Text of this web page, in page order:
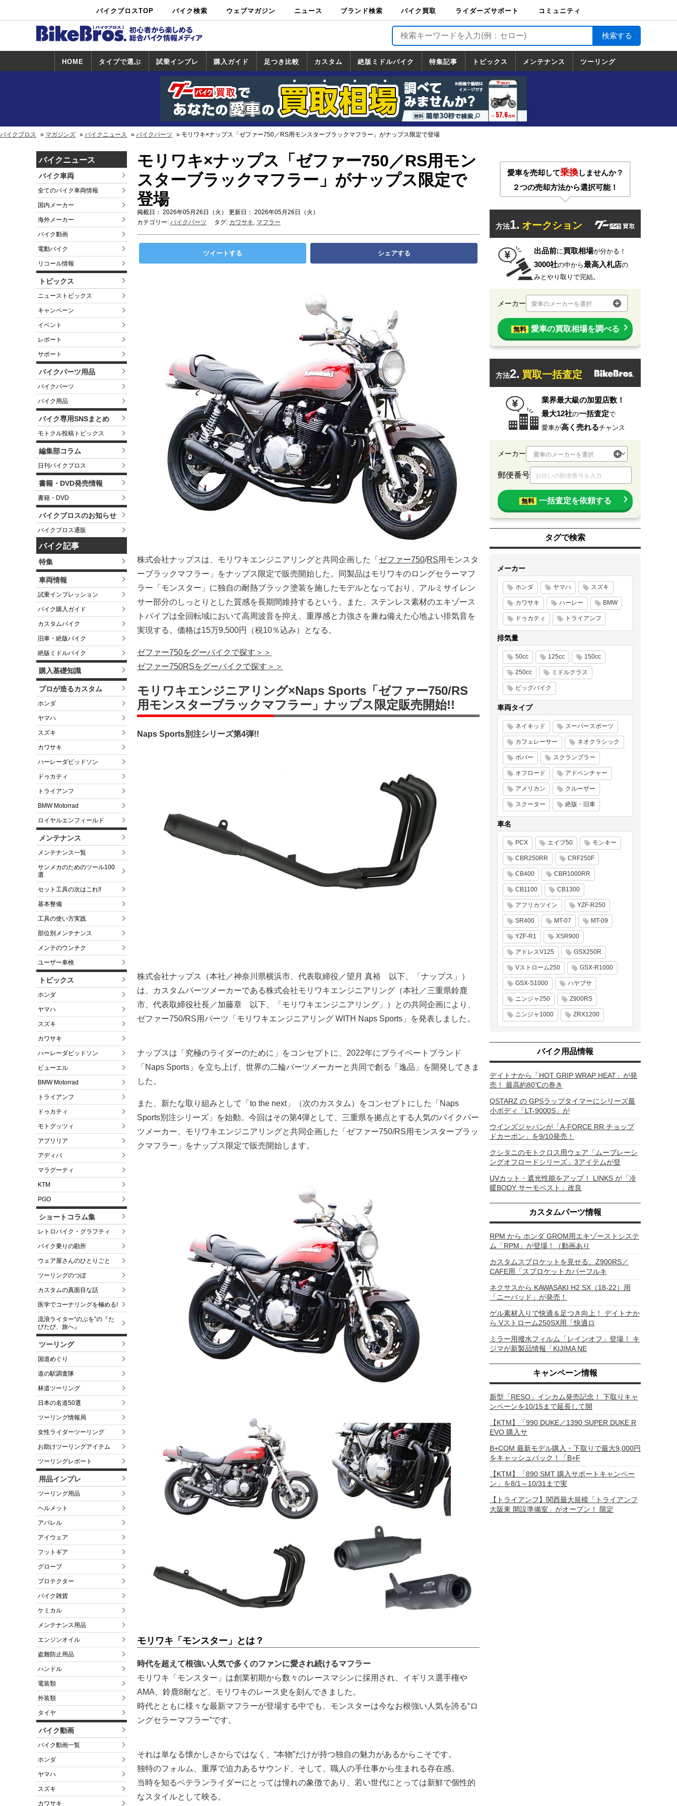
バイクブロスTOP バイク検索
中古バイ
ク・新車検
カタログ検
索
ショップ検
索
ウェブマガジン ニュース ブランド検索 バイク買取
バイク買取
ライダーズサポート
ライダーズサポート
TOP
バイク輸送
バイクガレージライ
フ
バイク車両保険
ロードサービス
バイク試乗
コミュニティ
HOME タイプで選ぶ 試乗インプレ
試乗インプレ
一覧
ホンダ
ヤマハ
スズキ
カワサキ
ハーレー
BMW
トライアンフ
ドゥカティ
購入ガイド
一覧
足つき比較 カスタム
カスタム
一覧
ホンダ
ヤマハ
スズキ
カワサキ
絶版ミドルバイク
絶版ミドルバイク
一覧
ホンダ
ヤマハ
スズキ
カワサキ
特集記事 トピックス
トピックス
一覧
ホンダ
ヤマハ
スズキ
カワサキ
ハーレーダ
ビッドソン
BMW
ドゥカティ
トライアン
フ
メンテナンス ツーリング
道の駅調査隊
ツーリング情報局
日本の道50選
国道めぐり
林道ツーリング
バイクブロス マガジンズ バイクニュース バイクパーツ モリワキ×ナップス「ゼファー750／RS用モンスターブラックマフラー」がナップス限定で登場
バイクニュース
バイク車両
全てのバイク車両情報
国内メーカー
海外メーカー
バイク動画
電動バイク
リコール情報
トピックス
ニューストピックス
キャンペーン
イベント
レポート
サポート
バイクパーツ用品
バイクパーツ
バイク用品
バイク専用SNSまとめ
モトクル投稿トピックス
編集部コラム
日刊バイクブロス
書籍・DVD発売情報
書籍・DVD
バイクブロスのお知らせ
バイクブロス通販
バイク記事
特集
車両情報
試乗インプレッション
バイク購入ガイド
カスタムバイク
旧車・絶版バイク
絶版ミドルバイク
購入基礎知識
プロが造るカスタム
ホンダ
ヤマハ
スズキ
カワサキ
ハーレーダビッドソン
ドゥカティ
トライアンフ
BMW Motorrad
ロイヤルエンフィールド
メンテナンス
メンテナンス一覧
サンメカのためのツール100
選
セット工具の次はこれ!!
基本整備
工具の使い方実践
部位別メンテナンス
メンテのウンチク
ユーザー車検
トピックス
ホンダ
ヤマハ
スズキ
カワサキ
ハーレーダビッドソン
ビューエル
BMW Motorrad
トライアンフ
ドゥカティ
モトグッツィ
アプリリア
アディバ
マラグーティ
KTM
PGO
ショートコラム集
レトロバイク・グラフティ
バイク乗りの勘所
ウェア屋さんのひとりごと
ツーリングのつぼ
カスタムの真面目な話
医学でコーナリングを極める!
流浪ライター“のぶを”の『た
びたび、旅へ』
ツーリング
国道めぐり
道の駅調査隊
林道ツーリング
日本の名道50選
ツーリング情報局
女性ライダーツーリング
お助けツーリングアイテム
ツーリングレポート
用品インプレ
ツーリング用品
ヘルメット
アパレル
アイウェア
フットギア
グローブ
プロテクター
バイク雑貨
ケミカル
メンテナンス用品
エンジンオイル
盗難防止用品
ハンドル
電装類
外装類
タイヤ
バイク動画
バイク動画一覧
ホンダ
ヤマハ
スズキ
カワサキ
モリワキ×ナップス「ゼファー750／RS用モン
スターブラックマフラー」がナップス限定で
登場
掲載日： 2026年05月26日（火） 更新日： 2026年05月26日（火）
カテゴリー: バイクパーツ タグ: カワサキ, マフラー
ツイートする シェアする
株式会社ナップスは、モリワキエンジニアリングと共同企画した「 ゼファー750/RS用モンスタ
ーブラックマフラー」をナップス限定で販売開始した。同製品はモリワキのロングセラーマフ
ラー「モンスター」に独自の耐熱ブラック塗装を施したモデルとなっており、アルミサイレン
サー部分のしっとりとした質感を長期間維持するという。また、ステンレス素材のエキゾース
トパイプは全回転域において高周波音を抑え、重厚感と力強さを兼ね備えた心地よい排気音を
実現する。価格は15万9,500円（税10％込み）となる。
ゼファー750をグーバイクで探す＞＞
ゼファー750RSをグーバイクで探す＞＞
モリワキエンジニアリング×Naps Sports「ゼファー750/RS
用モンスターブラックマフラー」ナップス限定販売開始!!
Naps Sports別注シリーズ第4弾!!
株式会社ナップス（本社／神奈川県横浜市、代表取締役／望月 真裕 以下、「ナップス」）
は、カスタムパーツメーカーである株式会社モリワキエンジニアリング（本社／三重県鈴鹿
市、代表取締役社長／加藤章 以下、「モリワキエンジニアリング」）との共同企画により、
ゼファー750/RS用パーツ「モリワキエンジニアリング WITH Naps Sports」を発表しました。
ナップスは「究極のライダーのために」をコンセプトに、2022年にプライベートブランド
「Naps Sports」を立ち上げ、世界の二輪パーツメーカーと共同で創る「逸品」を開発してきま
した。
また、新たな取り組みとして「to the next」（次のカスタム）をコンセプトにした「Naps
Sports別注シリーズ」を始動。今回はその第4弾として、三重県を拠点とする人気のバイクパー
ツメーカー、モリワキエンジニアリングと共同企画した「ゼファー750/RS用モンスターブラッ
クマフラー」をナップス限定で販売開始します。
モリワキ「モンスター」とは？
時代を超えて根強い人気で多くのファンに愛され続けるマフラー
モリワキ「モンスター」は創業初期から数々のレースマシンに採用され、イギリス選手権や
AMA、鈴鹿8耐など、モリワキのレース史を刻んできました。
時代とともに様々な最新マフラーが登場する中でも、モンスターは今なお根強い人気を誇る“ロ
ングセラーマフラー”です。
それは単なる懐かしさからではなく、“本物”だけが持つ独自の魅力があるからこそです。
独特のフォルム、重厚で迫力あるサウンド、そして、職人の手仕事から生まれる存在感。
当時を知るベテランライダーにとっては憧れの象徴であり、若い世代にとっては新鮮で個性的
なスタイルとして映る。
愛車を売却して乗換しませんか？
２つの売却方法から選択可能！
方法1. オークション
出品前に買取相場が分かる！
3000社の中から最高入札店の
みとやり取りで完結。
メーカー 愛車のメーカーを選択
無料 愛車の買取相場を調べる
方法2. 買取一括査定
業界最大級の加盟店数！
最大12社の一括査定で
愛車が高く売れるチャンス
メーカー
郵便番号
無料 一括査定を依頼する
タグで検索
メーカー
ホンダ ヤマハ スズキ
カワサキ ハーレー BMW
ドゥカティ トライアンフ
排気量
50cc 125cc 150cc
250cc ミドルクラス
ビッグバイク
車両タイプ
ネイキッド スーパースポーツ
カフェレーサー ネオクラシック
ボバー スクランブラー
オフロード アドベンチャー
アメリカン クルーザー
スクーター 絶版・旧車
車名
PCX エイプ50 モンキー
CBR250RR CRF250F
CB400 CBR1000RR
CB1100 CB1300
アフリカツイン YZF-R250
SR400 MT-07 MT-09
YZF-R1 XSR900
アドレスV125 GSX250R
Vストローム250 GSX-R1000
GSX-S1000 ハヤブサ
ニンジャ250 Z900RS
ニンジャ1000 ZRX1200
バイク用品情報
デイトナから「HOT GRIP WRAP HEAT」が発
売！ 最高約80℃の巻き
QSTARZ の GPSラップタイマーにシリーズ最
小ボディ「LT-9000S」が
ウインズジャパンが「A-FORCE RR チョップ
ドカーボン」を9/10発売！
クシタニのモトクロス用ウェア「ムーブレーシ
ングオフロードシリーズ」3アイテムが登
UVカット・遮光性能をアップ！ LINKS が「冷
暖BODY サーモベスト」改良
カスタムパーツ情報
RPM から ホンダ GROM用エキゾーストシステ
ム「RPM」が登場！（動画あり
カスタムスプロケットを見せる、Z900RS／
CAFE用「スプロケットカバーフルキ
ネクサスから KAWASAKI H2 SX（18-22）用
「ニーパッド」が発売！
ゲル素材入りで快適＆足つき向上！ デイトナか
ら Vストローム250SX用「快適ロ
ミラー用撥水フィルム「レインオフ」登場！ キ
ジマが新製品情報「KIJIMA NE
キャンペーン情報
新型「RESO」インカム発売記念！ 下取りキャ
ンペーンを10/15まで延長して開
【KTM】「990 DUKE／1390 SUPER DUKE R
EVO 購入サ
B+COM 最新モデル購入・下取りで最大9,000円
をキャッシュバック！「B+F
【KTM】「890 SMT 購入サポートキャンペー
ン」を8/1～10/31まで実
【トライアンフ】関西最大規模「トライアンフ
大阪東 開設準備室」がオープン！ 限定